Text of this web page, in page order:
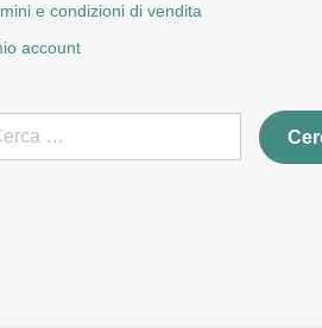
e condizioni di vendita
account